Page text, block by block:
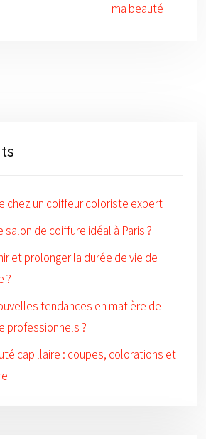
ma beauté
chez un coiffeur coloriste expert
de coiffure idéal à Paris ?
et prolonger la durée de vie de
?
tendances en matière de
professionnels ?
capillaire : coupes, colorations et